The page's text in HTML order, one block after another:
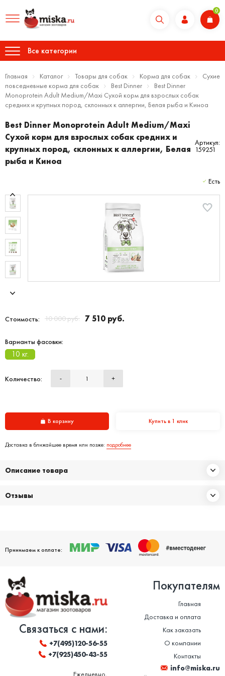
0
Все категории
Главная Каталог Товары для собак Корма для собак
Сухие
повседневные корма для собак
Best Dinner
Best Dinner
Monoprotein Adult Medium/Maxi Сухой корм для взрослых собак
средних и крупных пород, склонных к аллергии, Белая рыба и Киноа
Best Dinner Monoprotein Adult Medium/Maxi
Сухой корм для взрослых собак средних и
крупных пород, склонных к аллергии, Белая
рыба и Киноа
Артикул:
159251
Есть
Стоимость: 10 000 руб. 7 510 руб.
Варианты фасовки:
10 кг.
Количество: - +
В корзину Купить в 1 клик
Доставка в ближайшее время или позже: подробнее
Описание товара
Отзывы
Принимаем к оплате:
Связаться с нами:
+7(495)120-56-55
+7(925)450-43-55
Ежедневно,
Покупателям
Главная
Доставка и оплата
Как заказать
О компании
Контакты
info@miska.ru